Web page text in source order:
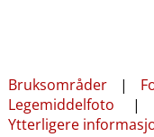
Bruksområder |
Legemiddelfoto |
Ytterligere